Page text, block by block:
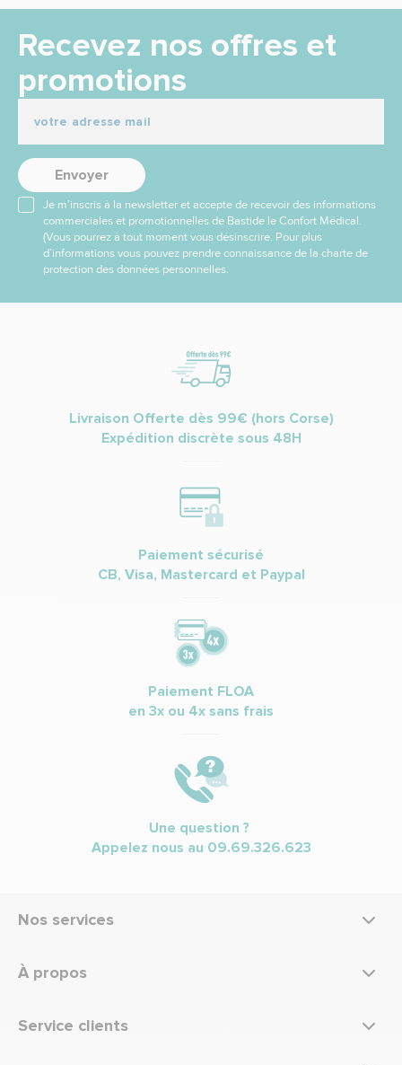
Recevez nos offres et
promotions
Envoyer
Je m’inscris à la newsletter et accepte de recevoir des informations
commerciales et promotionnelles de Bastide le Confort Médical.
(Vous pourrez à tout moment vous désinscrire. Pour plus
d’informations vous pouvez prendre connaissance de la charte de
protection des données personnelles.
Livraison Offerte dès 99€ (hors Corse)
Expédition discrète sous 48H
Paiement sécurisé
CB, Visa, Mastercard et Paypal
Paiement FLOA
en 3x ou 4x sans frais
Une question ?
Appelez nous au 09.69.326.623
Nos services
À propos
Service clients